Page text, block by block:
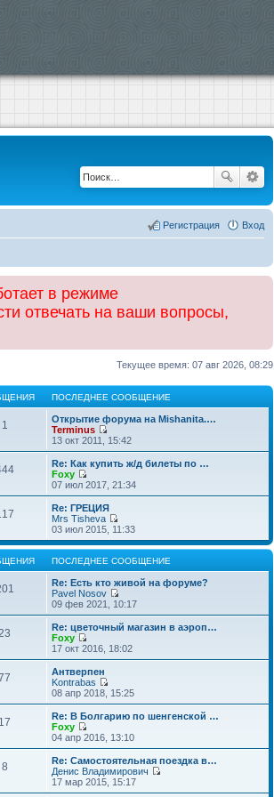
Вход
Регистрация
в режиме
отвечать на ваши вопросы,
Текущее время: 07 авг 2026, 08:29
ПОСЛЕДНЕЕ СООБЩЕНИЕ
1
Открытие форума на Mishanita.…
Terminus
П
е
р
е
й
т
и
к
п
о
с
л
е
н
е
м
у
с
о
б
н
и
ю
13 окт 2011, 15:42
Re: Как купить ж/д билеты по …
Foxy
П
е
р
е
й
т
и
к
п
о
с
л
е
н
е
м
у
с
о
о
б
щ
н
и
ю
07 июл 2017, 21:34
Re: ГРЕЦИЯ
Mrs Tisheva
П
е
р
е
й
т
к
п
о
с
л
е
е
м
с
о
б
щ
е
н
и
03 июл 2015, 11:33
ПОСЛЕДНЕЕ СООБЩЕНИЕ
Re: Есть кто живой на форуме?
Pavel Nosov
П
е
р
е
й
т
п
о
л
д
н
е
м
у
с
09 фев 2021, 10:17
Re: цветочный магазин в аэроп…
Foxy
П
е
р
е
й
т
к
п
о
л
е
д
17 окт 2016, 18:02
Антверпен
Kontrabas
П
е
р
е
й
т
к
п
о
08 апр 2018, 15:25
17
Re: В Болгарию по шенгенской …
Foxy
П
е
р
е
й
т
04 апр 2016, 13:10
8
Re: Самостоятельная поездка в…
Денис Владимирович
е
17 мар 2015, 15:17